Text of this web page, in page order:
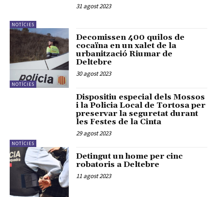
NOTÍCIES
31 agost 2023
NOTÍCIES
Decomissen 400 quilos de
cocaïna en un xalet de la
urbanització Riumar de
Deltebre
30 agost 2023
NOTÍCIES
Dispositiu especial dels Mossos
i la Policia Local de Tortosa per
preservar la seguretat durant
les Festes de la Cinta
29 agost 2023
Detingut un home per cinc
robatoris a Deltebre
11 agost 2023